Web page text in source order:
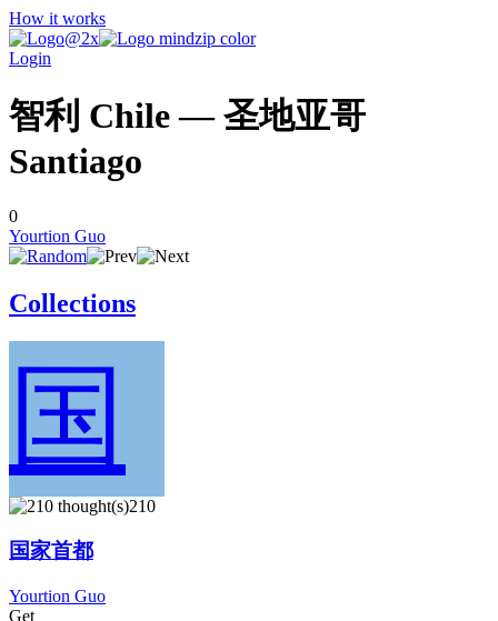
How it works
Login
智利 Chile — 圣地亚哥
Santiago
0
Yourtion Guo
Collections
国
210
国家首都
Yourtion Guo
Get